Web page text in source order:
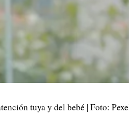
tuya y del bebé | Foto: